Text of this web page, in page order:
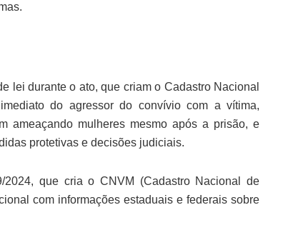
lei durante o ato, que criam o Cadastro Nacional
do agressor do convívio com a vítima,
ameaçando mulheres mesmo após a prisão, e
protetivas e decisões judiciais.
que cria o CNVM (Cadastro Nacional de
com informações estaduais e federais sobre